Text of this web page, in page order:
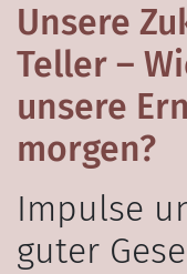
Unsere
Teller –
unsere
morgen?
Impulse
guter